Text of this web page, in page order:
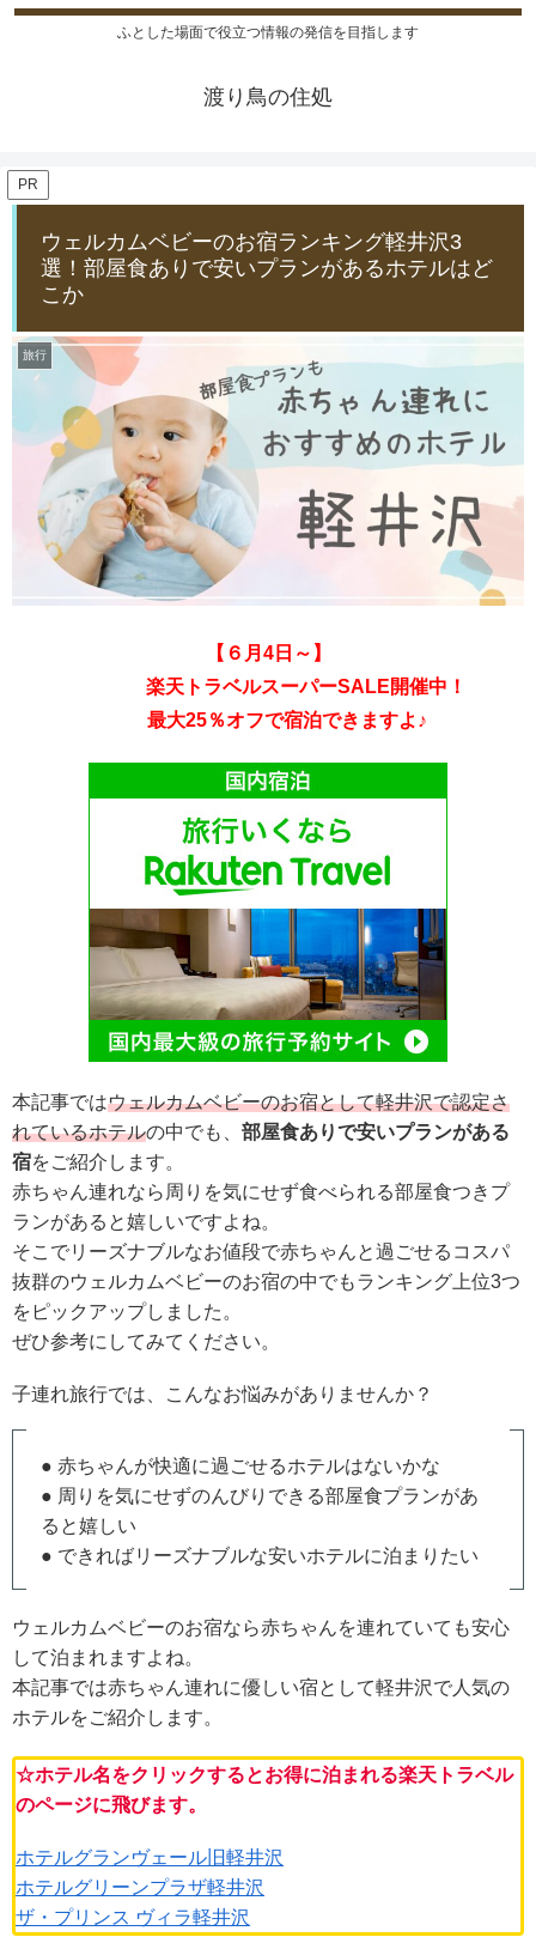
ふとした場面で役立つ情報の発信を目指します
渡り鳥の住処
PR
ウェルカムベビーのお宿ランキング軽井沢3
選！部屋食ありで安いプランがあるホテルはど
こか
旅行
【６ 月4日～】
楽天トラベルスーパーSALE開催中！
最大25％オフで宿泊できますよ♪
本記事ではウェルカムベビーのお宿として軽井沢で認定さ
れているホテルの中でも、 部屋食ありで安いプランがある
宿をご紹介します。
赤ちゃん連れなら周りを気にせず食べられる部屋食つきプ
ランがあると嬉しいですよね。
そこでリーズナブルなお値段で赤ちゃんと過ごせるコスパ
抜群のウェルカムベビーのお宿の中でもランキング上位3つ
をピックアップしました。
ぜひ参考にしてみてください。
子連れ旅行では、こんなお悩みがありませんか？
● 赤ちゃんが快適に過ごせるホテルはないかな
● 周りを気にせずのんびりできる部屋食プランがあ
ると嬉しい
● できればリーズナブルな安いホテルに泊まりたい
ウェルカムベビーのお宿なら赤ちゃんを連れていても安心
して泊まれますよね。
本記事では赤ちゃん連れに優しい宿として軽井沢で人気の
ホテルをご紹介します。
☆ホテル名をクリックするとお得に泊まれる楽天トラベル
のページに飛びます。
ホテルグランヴェール旧軽井沢
ホテルグリーンプラザ軽井沢
ザ・プリンス ヴィラ軽井沢